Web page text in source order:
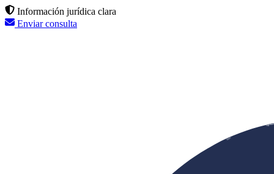
Información jurídica clara
Enviar consulta